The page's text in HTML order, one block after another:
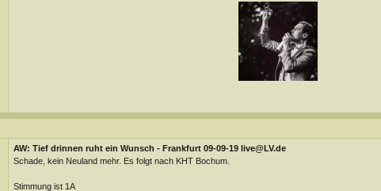
AW: Tief drinnen ruht ein Wunsch - Frankfurt 09-09-19 live@LV.de
Schade, kein Neuland mehr. Es folgt nach KHT Bochum.
Stimmung ist 1A